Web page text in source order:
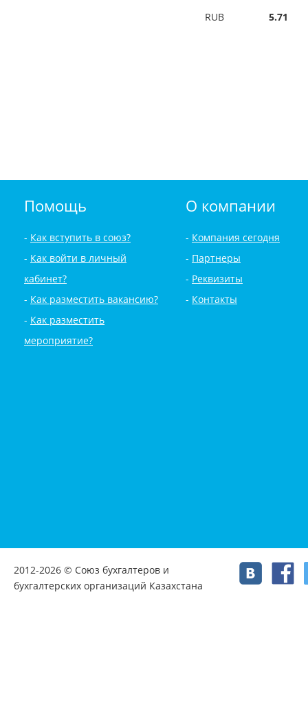
RUB 5.71
Помощь
Как вступить в союз?
Как войти в личный
кабинет?
Как разместить вакансию?
Как разместить
мероприятие?
О компании
Компания сегодня
Партнеры
Реквизиты
Контакты
2012-2026 © Союз бухгалтеров и
бухгалтерских организаций Казахстана